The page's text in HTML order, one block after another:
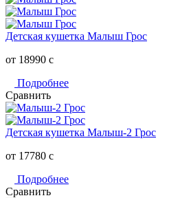
Детская кушетка Малыш Грос
от 18990 c
Подробнее
Сравнить
Детская кушетка Малыш-2 Грос
от 17780 c
Подробнее
Сравнить